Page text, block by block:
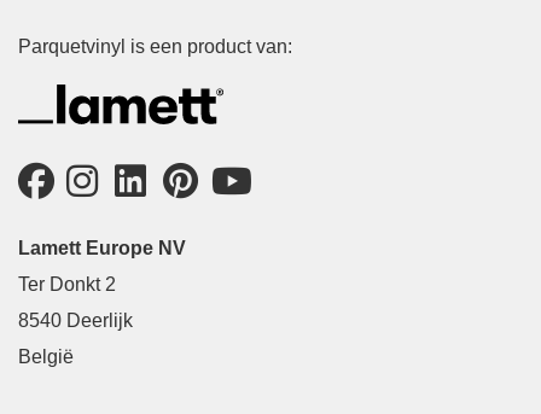
Parquetvinyl is een product van:
Lamett Europe NV
Ter Donkt 2
8540 Deerlijk
België